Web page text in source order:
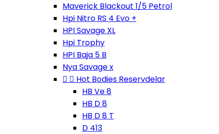
Maverick Blackout 1/5 Petrol
Hpi Nitro RS 4 Evo +
HPI Savage XL
Hpi Trophy
HPI Baja 5 B
Nya Savage x
  Hot Bodies Reservdelar
HB Ve 8
HB D 8
HB D 8 T
D 413